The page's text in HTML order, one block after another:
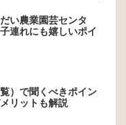
い農業園芸センタ
連れにも嬉しいポイ
）で聞くべきポイン
リットも解説